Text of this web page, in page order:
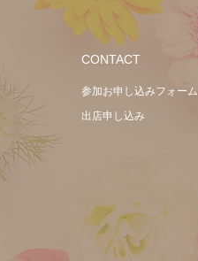
CONTACT
参加お申し込みフォーム
出店申し込み